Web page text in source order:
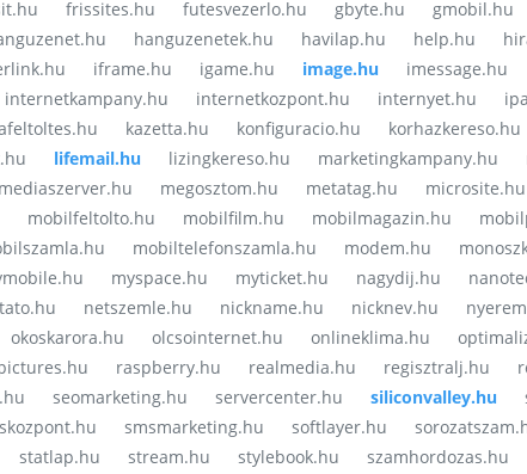
frissites.hu futesvezerlo.hu gbyte.hu gmobil.hu
hanguzenetek.hu havilap.hu help.hu
iframe.hu igame.hu image.hu imessage.hu
internetkampany.hu internetkozpont.hu internyet.hu
kazetta.hu konfiguracio.hu korhazkereso.hu
lifemail.hu lizingkereso.hu marketingkampany.hu
mediaszerver.hu megosztom.hu metatag.hu microsite.hu
mobilfeltolto.hu mobilfilm.hu mobilmagazin.hu
mobiltelefonszamla.hu modem.hu
myspace.hu myticket.hu nagydij.hu
netszemle.hu nickname.hu nicknev.hu
okoskarora.hu olcsointernet.hu onlineklima.hu
raspberry.hu realmedia.hu regisztralj.hu
seomarketing.hu servercenter.hu siliconvalley.hu
smsmarketing.hu softlayer.hu
statlap.hu stream.hu stylebook.hu szamhordozas.hu